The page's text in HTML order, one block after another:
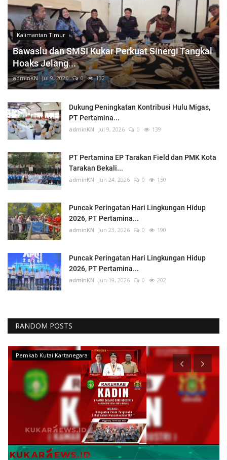
Kalimantan Timur
Bawaslu dan SMSI Kukar Perkuat Sinergi Tangkal
Hoaks Jelang...
adminKN Jul 9, 2026 0 132
Dukung Peningkatan Kontribusi Hulu Migas,
PT Pertamina...
adminKN Jul 9, 2026 0 139
PT Pertamina EP Tarakan Field dan PMK Kota
Tarakan Bekali...
adminKN Jun 24, 2026 0 150
Puncak Peringatan Hari Lingkungan Hidup
2026, PT Pertamina...
adminKN Jun 23, 2026 0 190
Puncak Peringatan Hari Lingkungan Hidup
2026, PT Pertamina...
adminKN Jun 19, 2026 0 202
RANDOM POSTS
Berita